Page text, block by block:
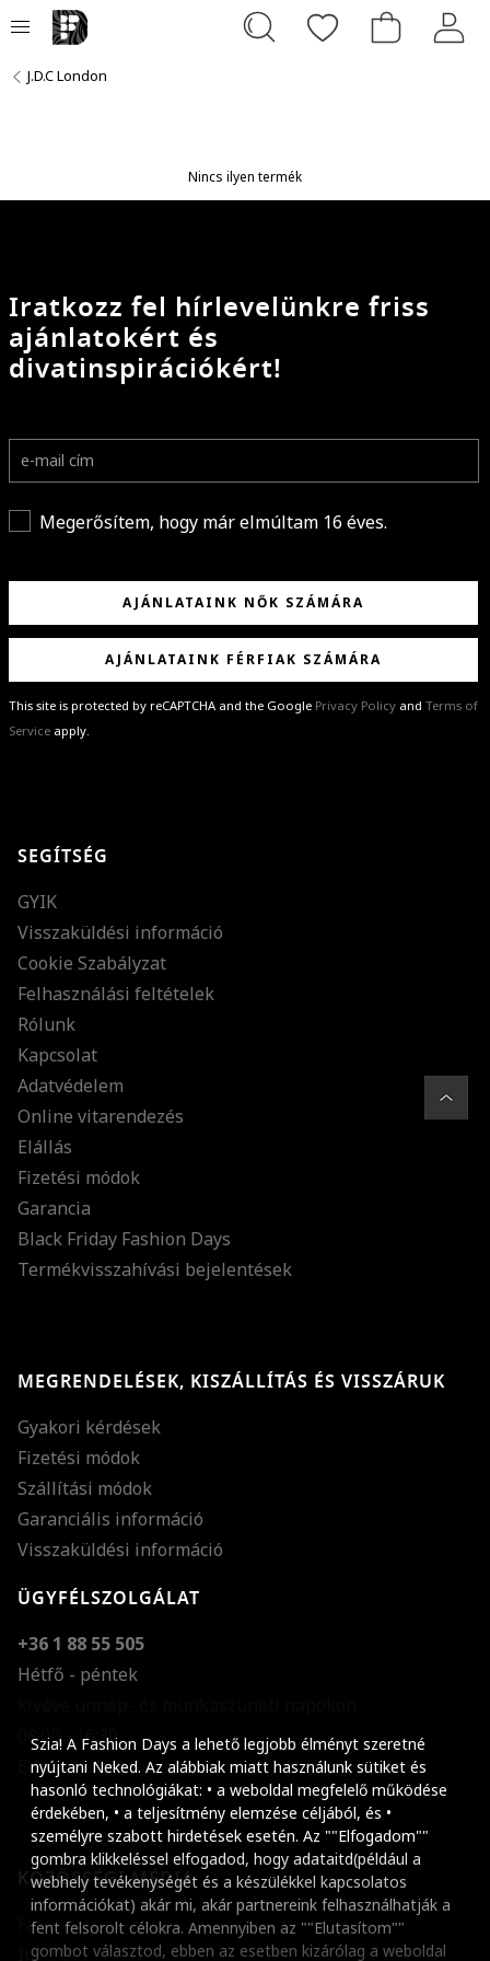
Szia! A Fashion Days a lehető legjobb élményt szeretné
nyújtani Neked. Az alábbiak miatt használunk sütiket és
hasonló technológiákat: • a weboldal megfelelő működése
érdekében, • a teljesítmény elemzése céljából, és •
személyre szabott hirdetések esetén. Az ""Elfogadom""
gombra klikkeléssel elfogadod, hogy adataitd(például a
webhely tevékenységét és a készülékkel kapcsolatos
információkat) akár mi, akár partnereink felhasználhatják a
fent felsorolt célokra. Amennyiben az ""Elutasítom""
gombot választod, ebben az esetben kizárólag a weboldal
J.D.C London
Nincs ilyen termék
Iratkozz fel hírlevelünkre friss
ajánlatokért és
divatinspirációkért!
Megerősítem, hogy már elmúltam 16 éves.
AJÁNLATAINK NŐK SZÁMÁRA
AJÁNLATAINK FÉRFIAK SZÁMÁRA
This site is protected by reCAPTCHA and the Google Privacy Policy and Terms of
Service apply.
különleges ajánlatainkat és stílustippjeinket!
SEGÍTSÉG
GYIK
Visszaküldési információ
Cookie Szabályzat
Felhasználási feltételek
Rólunk
Kapcsolat
Adatvédelem
Online vitarendezés
Elállás
Fizetési módok
Garancia
Black Friday Fashion Days
Termékvisszahívási bejelentések
MEGRENDELÉSEK, KISZÁLLÍTÁS ÉS VISSZÁRUK
Gyakori kérdések
Fizetési módok
Szállítási módok
Garanciális információ
Visszaküldési információ
ÜGYFÉLSZOLGÁLAT
+36 1 88 55 505
Hétfő - péntek
08:00 - 16:30
E-mail küldése
KÖZÖSSÉGI MÉDIA
Facebook
Instagram
Szöveg méretének
Szóköz növelése
Szóköz csökkentése
Sortávolság
Sortávolság